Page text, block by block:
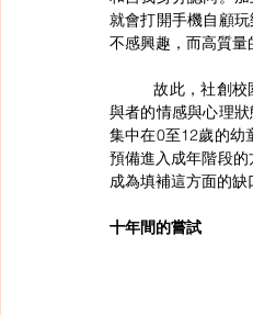
就會打開手機自顧
不感興趣，而高質量
故此，社創
與者的情感與心理
集中在0至12歲的幼
預備進入成年階段
成為填補這方面的缺
十年間的嘗試